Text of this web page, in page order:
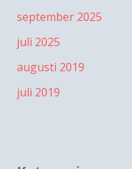
september 2025
juli 2025
augusti 2019
juli 2019